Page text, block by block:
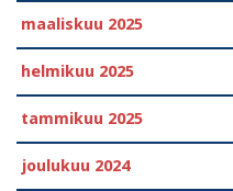
maaliskuu 2025
helmikuu 2025
tammikuu 2025
joulukuu 2024